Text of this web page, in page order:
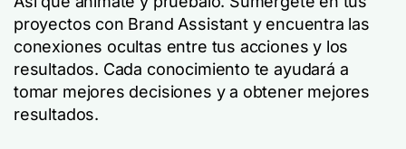
proyectos con Brand Assistant y encuentra las
conexiones ocultas entre tus acciones y los
resultados. Cada conocimiento te ayudará a
tomar mejores decisiones y a obtener mejores
resultados.